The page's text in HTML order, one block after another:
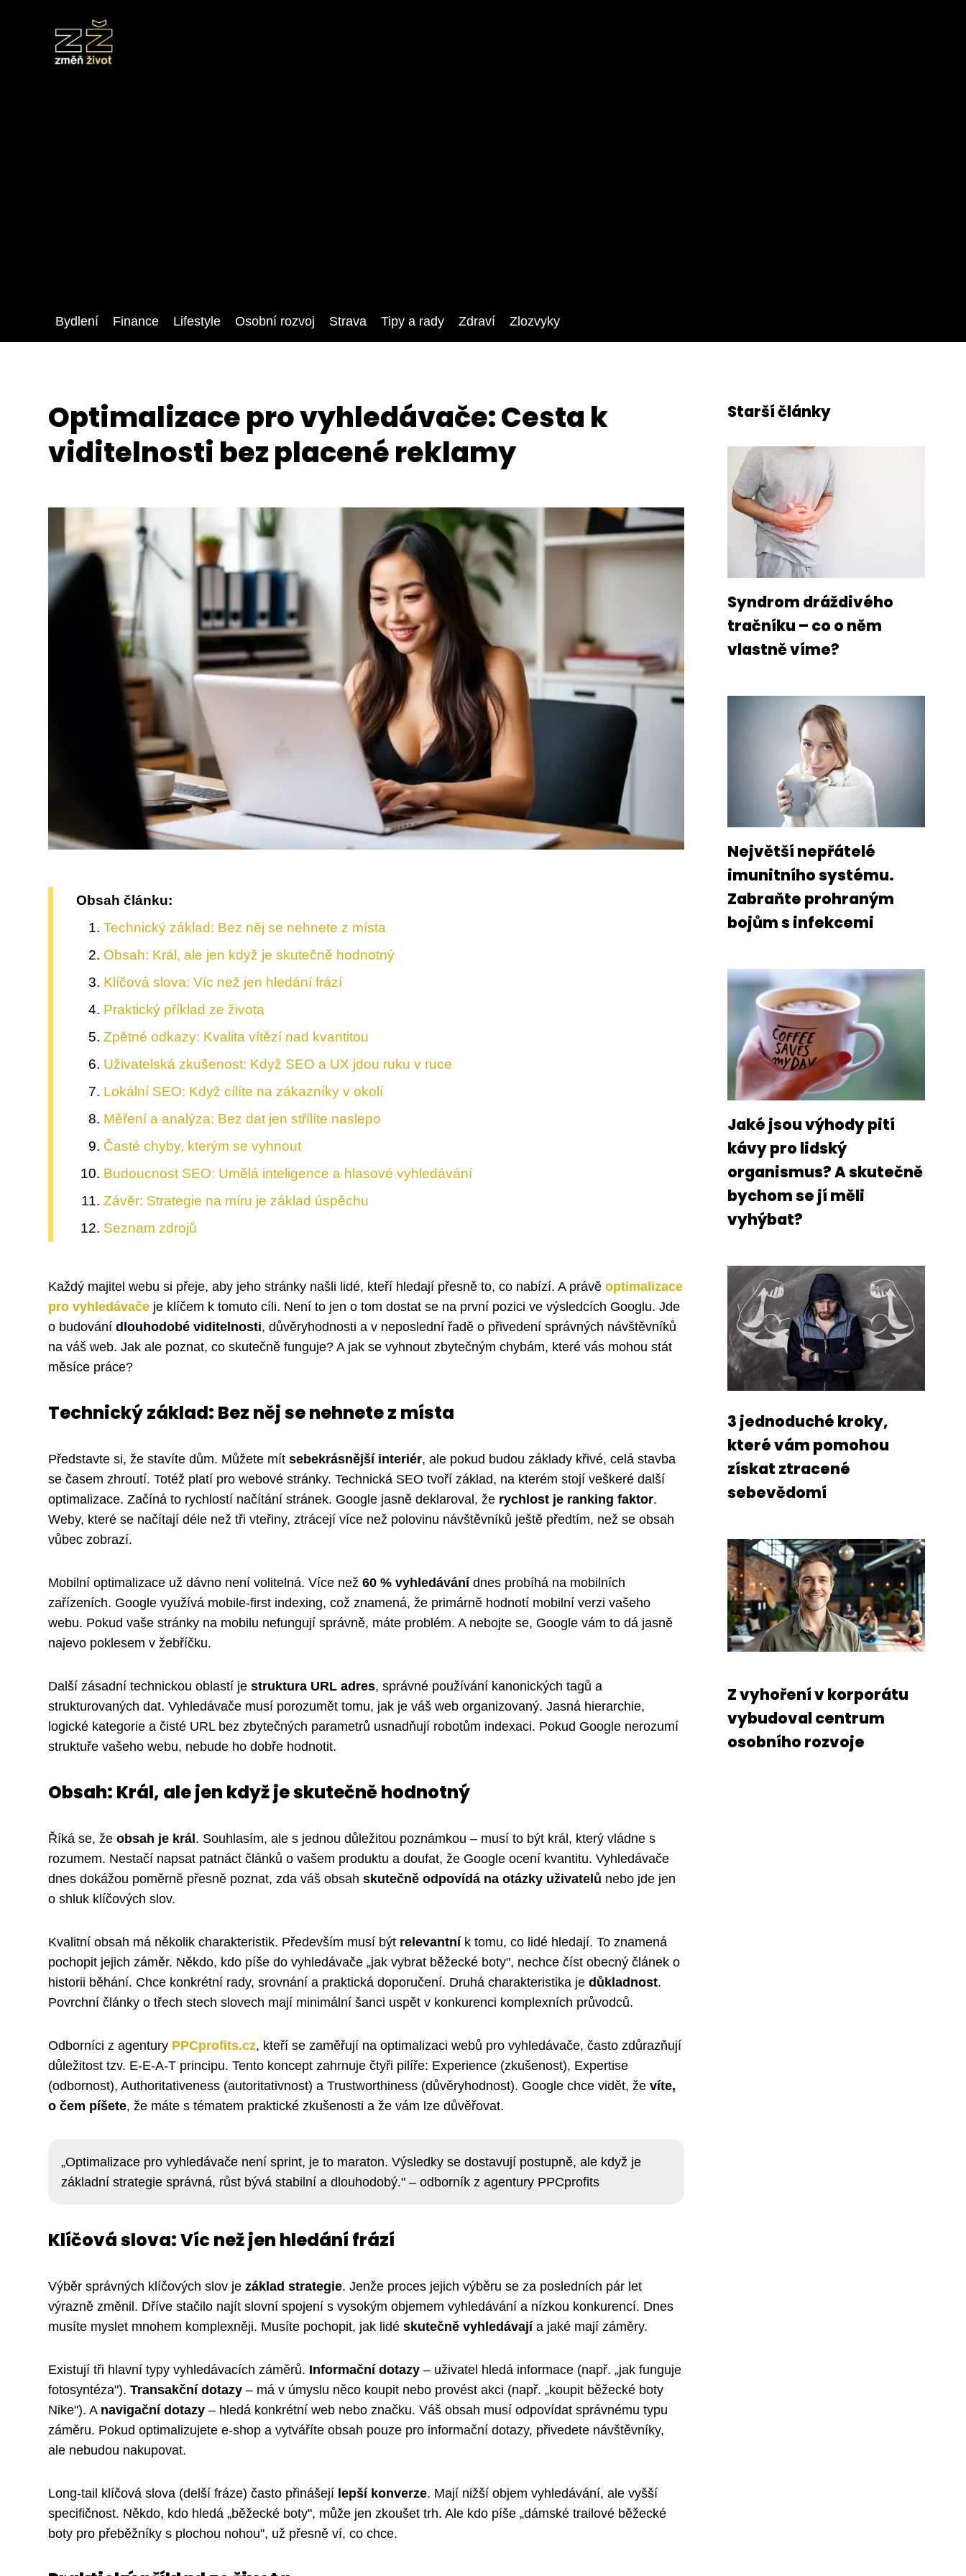
Bydlení Finance Lifestyle Osobní rozvoj Strava Tipy a rady Zdraví Zlozvyky
Optimalizace pro vyhledávače: Cesta k
viditelnosti bez placené reklamy
Obsah článku:
Technický základ: Bez něj se nehnete z místa
Obsah: Král, ale jen když je skutečně hodnotný
Klíčová slova: Víc než jen hledání frází
Praktický příklad ze života
Zpětné odkazy: Kvalita vítězí nad kvantitou
Uživatelská zkušenost: Když SEO a UX jdou ruku v ruce
Lokální SEO: Když cílíte na zákazníky v okolí
Měření a analýza: Bez dat jen střílíte naslepo
Časté chyby, kterým se vyhnout
Budoucnost SEO: Umělá inteligence a hlasové vyhledávání
Závěr: Strategie na míru je základ úspěchu
Seznam zdrojů
Každý majitel webu si přeje, aby jeho stránky našli lidé, kteří hledají přesně to, co nabízí. A právě optimalizace
pro vyhledávače je klíčem k tomuto cíli. Není to jen o tom dostat se na první pozici ve výsledcích Googlu. Jde
o budování dlouhodobé viditelnosti, důvěryhodnosti a v neposlední řadě o přivedení správných návštěvníků
na váš web. Jak ale poznat, co skutečně funguje? A jak se vyhnout zbytečným chybám, které vás mohou stát
měsíce práce?
Technický základ: Bez něj se nehnete z místa
Představte si, že stavíte dům. Můžete mít sebekrásnější interiér, ale pokud budou základy křivé, celá stavba
se časem zhroutí. Totéž platí pro webové stránky. Technická SEO tvoří základ, na kterém stojí veškeré další
optimalizace. Začíná to rychlostí načítání stránek. Google jasně deklaroval, že rychlost je ranking faktor.
Weby, které se načítají déle než tři vteřiny, ztrácejí více než polovinu návštěvníků ještě předtím, než se obsah
vůbec zobrazí.
Mobilní optimalizace už dávno není volitelná. Více než 60 % vyhledávání dnes probíhá na mobilních
zařízeních. Google využívá mobile-first indexing, což znamená, že primárně hodnotí mobilní verzi vašeho
webu. Pokud vaše stránky na mobilu nefungují správně, máte problém. A nebojte se, Google vám to dá jasně
najevo poklesem v žebříčku.
Další zásadní technickou oblastí je struktura URL adres, správné používání kanonických tagů a
strukturovaných dat. Vyhledávače musí porozumět tomu, jak je váš web organizovaný. Jasná hierarchie,
logické kategorie a čisté URL bez zbytečných parametrů usnadňují robotům indexaci. Pokud Google nerozumí
struktuře vašeho webu, nebude ho dobře hodnotit.
Obsah: Král, ale jen když je skutečně hodnotný
Říká se, že obsah je král . Souhlasím, ale s jednou důležitou poznámkou – musí to být král, který vládne s
rozumem. Nestačí napsat patnáct článků o vašem produktu a doufat, že Google ocení kvantitu. Vyhledávače
dnes dokážou poměrně přesně poznat, zda váš obsah skutečně odpovídá na otázky uživatelů nebo jde jen
o shluk klíčových slov.
Kvalitní obsah má několik charakteristik. Především musí být relevantní k tomu, co lidé hledají. To znamená
pochopit jejich záměr. Někdo, kdo píše do vyhledávače „jak vybrat běžecké boty", nechce číst obecný článek o
historii běhání. Chce konkrétní rady, srovnání a praktická doporučení. Druhá charakteristika je důkladnost.
Povrchní články o třech stech slovech mají minimální šanci uspět v konkurenci komplexních průvodců.
Odborníci z agentury PPCprofits.cz, kteří se zaměřují na optimalizaci webů pro vyhledávače, často zdůrazňují
důležitost tzv. E-E-A-T principu. Tento koncept zahrnuje čtyři pilíře: Experience (zkušenost), Expertise
(odbornost), Authoritativeness (autoritativnost) a Trustworthiness (důvěryhodnost). Google chce vidět, že víte,
o čem píšete, že máte s tématem praktické zkušenosti a že vám lze důvěřovat.
„Optimalizace pro vyhledávače není sprint, je to maraton. Výsledky se dostavují postupně, ale když je
základní strategie správná, růst bývá stabilní a dlouhodobý." – odborník z agentury PPCprofits
Klíčová slova: Víc než jen hledání frází
Výběr správných klíčových slov je základ strategie. Jenže proces jejich výběru se za posledních pár let
výrazně změnil. Dříve stačilo najít slovní spojení s vysokým objemem vyhledávání a nízkou konkurencí. Dnes
musíte myslet mnohem komplexněji. Musíte pochopit, jak lidé skutečně vyhledávají a jaké mají záměry.
Existují tři hlavní typy vyhledávacích záměrů. Informační dotazy – uživatel hledá informace (např. „jak funguje
fotosyntéza"). Transakční dotazy – má v úmyslu něco koupit nebo provést akci (např. „koupit běžecké boty
Nike"). A navigační dotazy – hledá konkrétní web nebo značku. Váš obsah musí odpovídat správnému typu
záměru. Pokud optimalizujete e-shop a vytváříte obsah pouze pro informační dotazy, přivedete návštěvníky,
ale nebudou nakupovat.
Long-tail klíčová slova (delší fráze) často přinášejí lepší konverze. Mají nižší objem vyhledávání, ale vyšší
specifičnost. Někdo, kdo hledá „běžecké boty", může jen zkoušet trh. Ale kdo píše „dámské trailové běžecké
boty pro přeběžníky s plochou nohou", už přesně ví, co chce.
Starší články
Syndrom dráždivého
tračníku – co o něm
vlastně víme?
Největší nepřátelé
imunitního systému.
Zabraňte prohraným
bojům s infekcemi
Jaké jsou výhody pití
kávy pro lidský
organismus? A skutečně
bychom se jí měli
vyhýbat?
3 jednoduché kroky,
které vám pomohou
získat ztracené
sebevědomí
Z vyhoření v korporátu
vybudoval centrum
osobního rozvoje